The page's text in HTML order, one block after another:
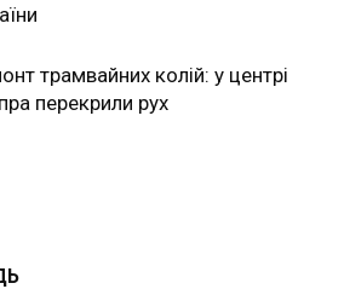
трамвайних колій: у центрі
перекрили рух